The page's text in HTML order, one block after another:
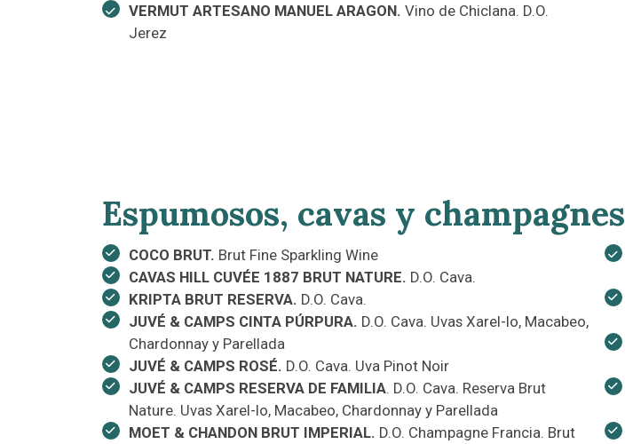
VERMUT ARTESANO MANUEL ARAGON. Vino de Chiclana. D.O.
Jerez
Espumosos, cavas y champagnes
COCO BRUT. Brut Fine Sparkling Wine
CAVAS HILL CUVÉE 1887 BRUT NATURE. D.O. Cava.
KRIPTA BRUT RESERVA. D.O. Cava.
JUVÉ & CAMPS CINTA PÚRPURA. D.O. Cava. Uvas Xarel-lo, Macabeo,
Chardonnay y Parellada
JUVÉ & CAMPS ROSÉ. D.O. Cava. Uva Pinot Noir
JUVÉ & CAMPS RESERVA DE FAMILIA. D.O. Cava. Reserva Brut
Nature. Uvas Xarel-lo, Macabeo, Chardonnay y Parellada
MOET & CHANDON BRUT IMPERIAL. D.O. Champagne Francia. Brut